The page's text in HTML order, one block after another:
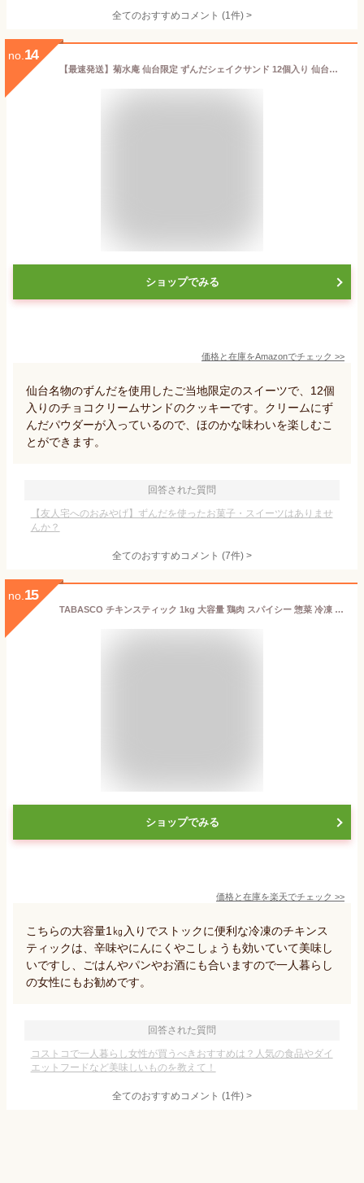
全てのおすすめコメント (1件) >
no. 14
【最速発送】菊水庵 仙台限定 ずんだシェイクサンド 12個入り 仙台お土産
ショップでみる
価格と在庫をAmazonでチェック >>
仙台名物のずんだを使用したご当地限定のスイーツで、12個
入りのチョコクリームサンドのクッキーです。クリームにず
んだパウダーが入っているので、ほのかな味わいを楽しむこ
とができます。
回答された質問
【友人宅へのおみやげ】ずんだを使ったお菓子・スイーツはありませ
んか？
全てのおすすめコメント (7件) >
no. 15
TABASCO チキンスティック 1kg 大容量 鶏肉 スパイシー 惣菜 冷凍 食品 栄養成分 調理方法 調理器具 保存方法 値段 簡単 人気 オススメ 食事 おやつ アレンジ クックパッド 味付け おつまみ 賞味期限 日持ち 副菜 販売場所 カロリー ちょい足し 美味しい 【Costco コストコ】
ショップでみる
価格と在庫を楽天でチェック >>
こちらの大容量1㎏入りでストックに便利な冷凍のチキンス
ティックは、辛味やにんにくやこしょうも効いていて美味し
いですし、ごはんやパンやお酒にも合いますので一人暮らし
の女性にもお勧めです。
回答された質問
コストコで一人暮らし女性が買うべきおすすめは？人気の食品やダイ
エットフードなど美味しいものを教えて！
全てのおすすめコメント (1件) >